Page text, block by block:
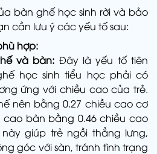
bàn ghế học sinh rời và bảo
cần lưu ý các yếu tố sau:
hợp:
và bàn: Đây là yếu tố tiên
học sinh tiểu học phải có
ứng với chiều cao của trẻ.
nên bằng 0.27 chiều cao cơ
cao bàn bằng 0.46 chiều cao
giúp trẻ ngồi thẳng lưng,
góc với sàn, tránh tình trạng